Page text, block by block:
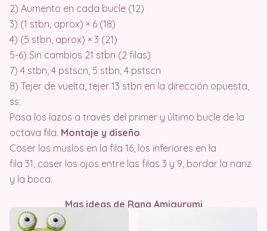
2) Aumento en cada bucle (12)
3) (1 stbn, aprox) × 6 (18)
4) (5 stbn, aprox) × 3 (21)
5-6) Sin cambios 21 stbn (2 filas)
7) 4 stbn, 4 pstscn, 5 stbn, 4 pstscn
8) Tejer de vuelta, tejer 13 stbn en la dirección opuesta,
ss.
Pasa los lazos a través del primer y último bucle de la
octava fila. Montaje y diseño
Coser los muslos en la fila 16, los inferiores en la
fila 31, coser los ojos entre las filas 3 y 9, bordar la nariz
y la boca.
Mas ideas de Rana Amigurumi